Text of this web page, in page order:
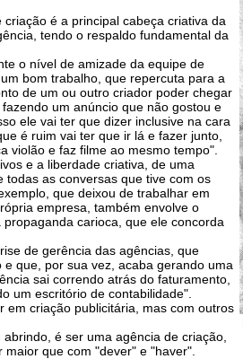
é a principal cabeça criativa da
tendo o respaldo fundamental da
o nível de amizade da equipe de
bom trabalho, que repercuta para a
de um ou outro criador poder chegar
um anúncio que não gostou e
ele vai ter que dizer inclusive na cara
é ruim vai ter que ir lá e fazer junto,
violão e faz filme ao mesmo tempo".
e a liberdade criativa, de uma
as conversas que tive com os
que deixou de trabalhar em
empresa, também envolve o
carioca, que ele concorda
de gerência das agências, que
que, por sua vez, acaba gerando uma
sai correndo atrás do faturamento,
um escritório de contabilidade".
em criação publicitária, mas com outros
é ser uma agência de criação,
que com "dever" e "haver".